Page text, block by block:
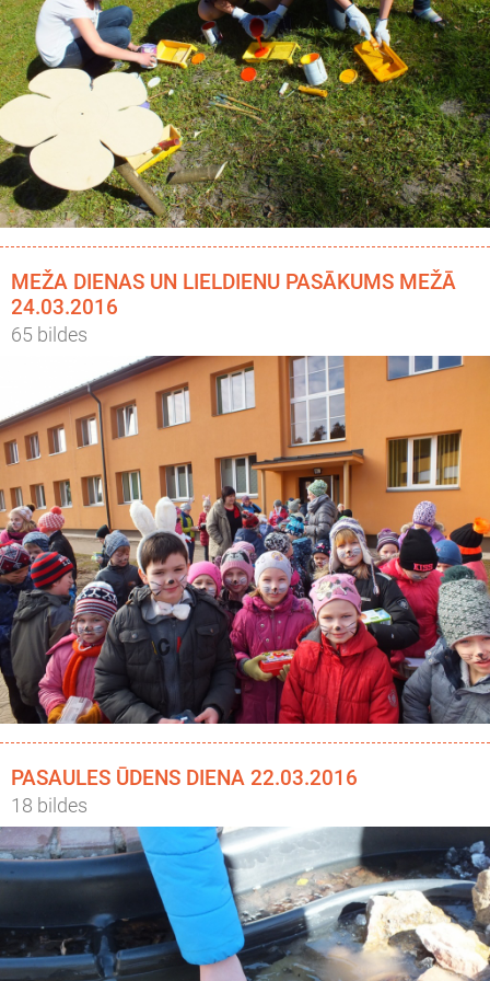
MEŽA DIENAS UN LIELDIENU PASĀKUMS MEŽĀ
24.03.2016
65 bildes
PASAULES ŪDENS DIENA 22.03.2016
18 bildes